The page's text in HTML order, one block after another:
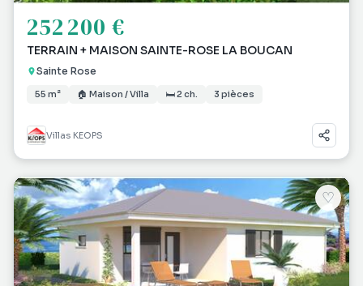
252 200 €
TERRAIN + MAISON SAINTE-ROSE LA BOUCAN
Sainte Rose
55 m² 🏠 Maison / Villa 🛏 2 ch. 3 pièces
Villas KEOPS
♡